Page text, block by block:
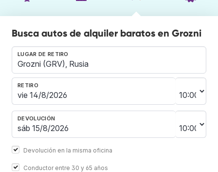
Busca autos de alquiler baratos en Grozni
LUGAR DE RETIRO
RETIRO
DEVOLUCIÓN
Devolución en la misma oficina
Conductor entre 30 y 65 años